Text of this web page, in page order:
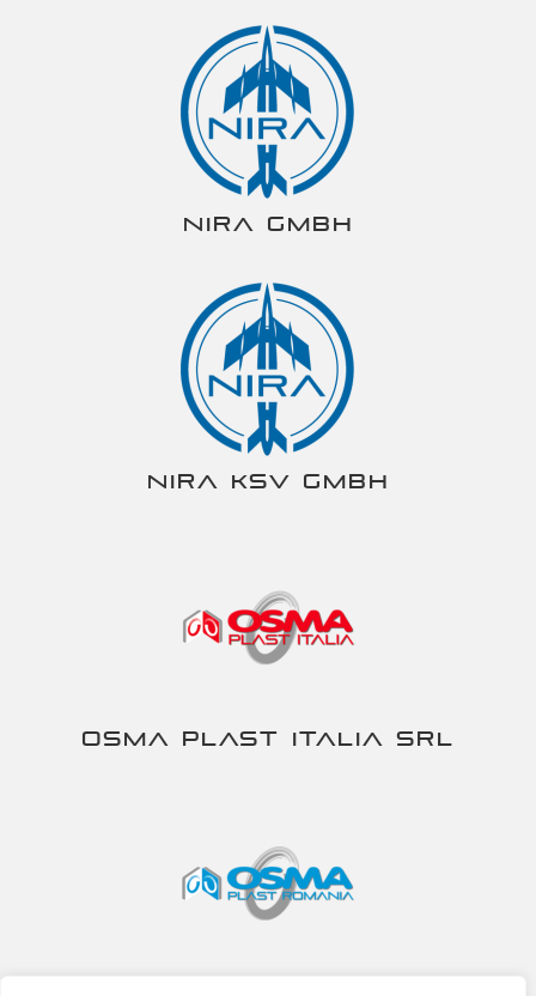
NIRA gmbh
NIRA KSV gmbh
Osma Plast Italia srl